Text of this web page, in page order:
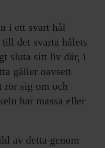
i ett svart hål
det svarta hålets
sluta sitt liv där, i
gäller oavsett
rör sig om och
har massa eller
av detta genom